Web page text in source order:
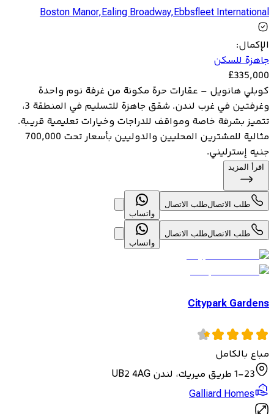
Boston Manor,Ealing Broadway,Ebbsfleet International
الإكمال:
جاهزة للسكن
£335,000
كوبلي هانويل – عقارات حرة مكونة من غرفة نوم واحدة
وغرفتين في غرب لندن. شقق جاهزة للتسليم في المنطقة 3،
تتميز بشرفة خاصة ومواقف للدراجات وخيارات تعليمية قريبة.
مثالية للمشترين المحليين والدوليين بأسعار تحت 700,000
جنيه إسترليني.
اقرأ المزيد
طلب الاتصالطلب الاتصال
واتساب
طلب الاتصالطلب الاتصال
واتساب
Citypark Gardens
مباع بالكامل
1-23 طريق ميريك، لندن UB2 4AG
Galliard Homes